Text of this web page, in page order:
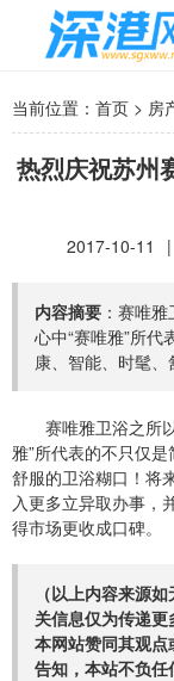
当前位置： 首页 > 房
热烈庆祝苏州
2017-10-11 |
内容摘要 ：赛唯
心中“赛唯雅”所
康、智能、时髦
赛唯雅卫浴之所
雅”所代表的不只仅
舒服的卫浴糊口！将
入更多立异取办事，
得市场更收成口碑。
（以上内容来源
关信息仅为传递
本网站赞同其观
告知，本站不负任